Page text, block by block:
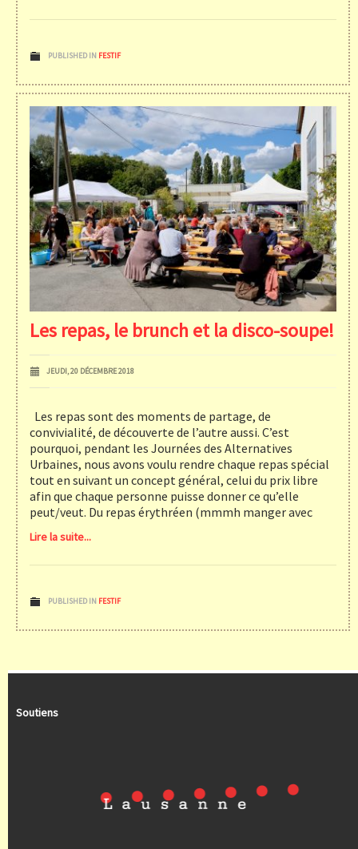
PUBLISHED IN FESTIF
Les repas, le brunch et la disco-soupe!
JEUDI, 20 DÉCEMBRE 2018
Les repas sont des moments de partage, de
convivialité, de découverte de l’autre aussi. C’est
pourquoi, pendant les Journées des Alternatives
Urbaines, nous avons voulu rendre chaque repas spécial
tout en suivant un concept général, celui du prix libre
afin que chaque personne puisse donner ce qu’elle
peut/veut. Du repas érythréen (mmmh manger avec
Lire la suite...
PUBLISHED IN FESTIF
Soutiens